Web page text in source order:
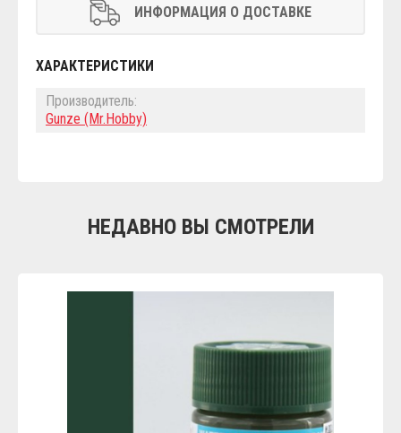
ИНФОРМАЦИЯ О ДОСТАВКЕ
ХАРАКТЕРИСТИКИ
Производитель:
Gunze (Mr.Hobby)
НЕДАВНО ВЫ СМОТРЕЛИ